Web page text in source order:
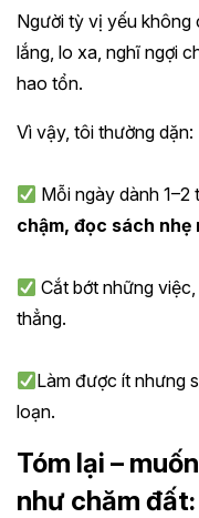
Người tỳ vị yếu không
lắng, lo xa, nghĩ ngợi
hao tổn.
Vì vậy, tôi thường dặn:
Mỗi ngày dành
chậm, đọc sách nhẹ
Cắt bớt những
thẳng.
Làm được ít nhưng
loạn.
Tóm lại –
như chăm đất: